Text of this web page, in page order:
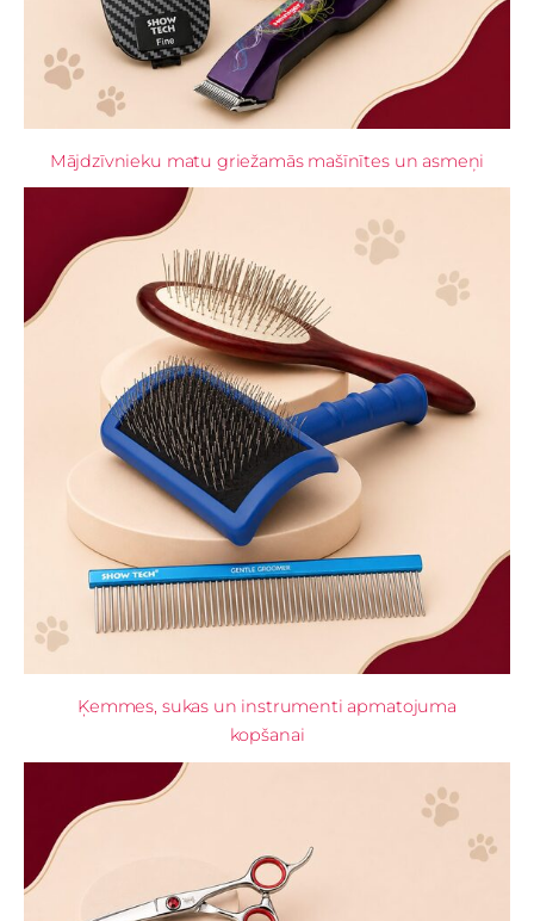
Mājdzīvnieku matu griežamās mašīnītes un asmeņi
Ķemmes, sukas un instrumenti apmatojuma
kopšanai